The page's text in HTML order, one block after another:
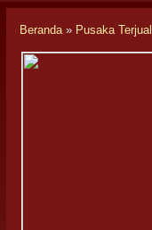
Beranda» Pusaka Terjual